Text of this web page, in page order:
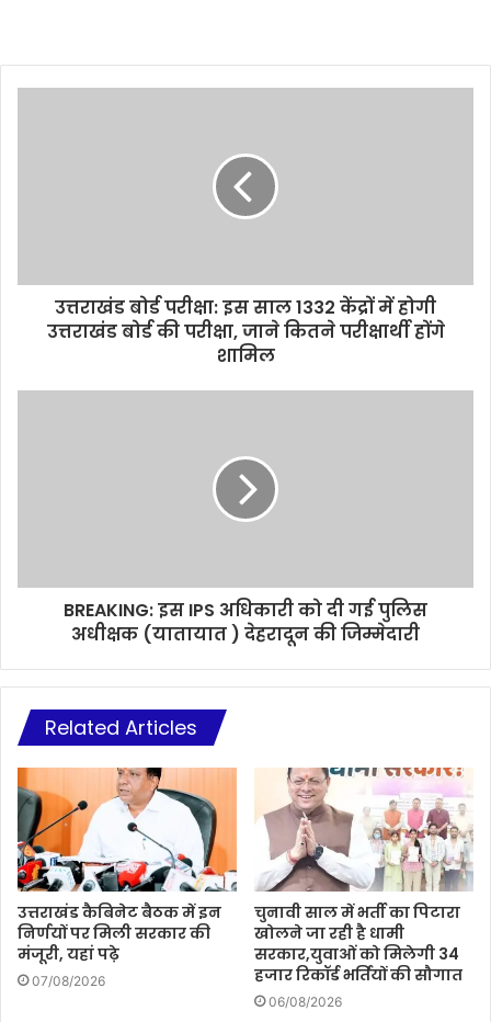
उत्तराखंड बोर्ड परीक्षा: इस साल 1332 केंद्रों में होगी
उत्तराखंड बोर्ड की परीक्षा, जाने कितने परीक्षार्थी होंगे
शामिल
BREAKING: इस IPS अधिकारी को दी गई पुलिस
अधीक्षक (यातायात ) देहरादून की जिम्मेदारी
Related Articles
उत्तराखंड कैबिनेट बैठक में इन
निर्णयों पर मिली सरकार की
मंजूरी, यहां पढ़े
07/08/2026
चुनावी साल में भर्ती का पिटारा
खोलने जा रही है धामी
सरकार,युवाओं को मिलेगी 34
हजार रिकॉर्ड भर्तियों की सौगात
06/08/2026